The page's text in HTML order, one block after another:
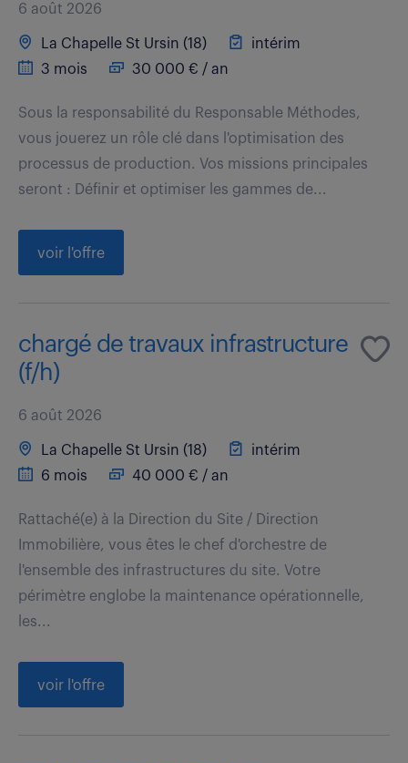
6 août 2026
La Chapelle St Ursin (18)
intérim
3 mois
30 000 € / an
Sous la responsabilité du Responsable Méthodes,
vous jouerez un rôle clé dans l'optimisation des
processus de production. Vos missions principales
seront : Définir et optimiser les gammes de...
voir l'offre
chargé de travaux infrastructure
(f/h)
6 août 2026
La Chapelle St Ursin (18)
intérim
6 mois
40 000 € / an
Rattaché(e) à la Direction du Site / Direction
Immobilière, vous êtes le chef d'orchestre de
l'ensemble des infrastructures du site. Votre
périmètre englobe la maintenance opérationnelle,
les...
voir l'offre